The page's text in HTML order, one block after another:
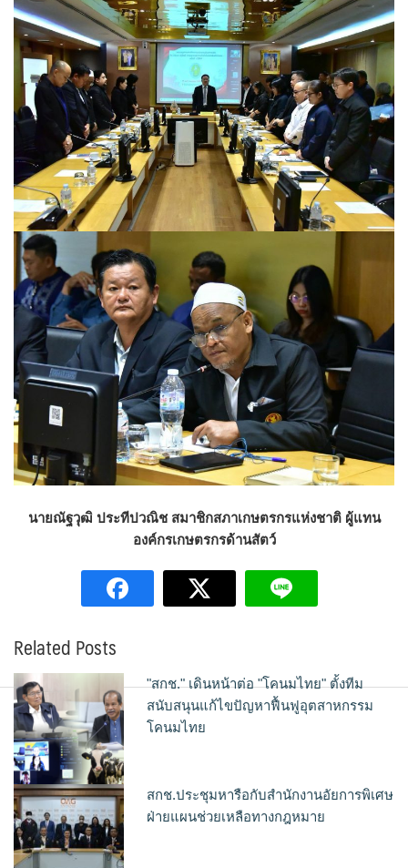
นายณัฐวุฒิ ประทีปวณิช สมาชิกสภาเกษตรกรแห่งชาติ ผู้แทน
องค์กรเกษตรกรด้านสัตว์
Related Posts
"สกช." เดินหน้าต่อ "โคนมไทย" ตั้งทีม
สนับสนุนแก้ไขปัญหาฟื้นฟูอุตสาหกรรม
โคนมไทย
สกช.ประชุมหารือกับสำนักงานอัยการพิเศษ
ฝ่ายแผนช่วยเหลือทางกฎหมาย